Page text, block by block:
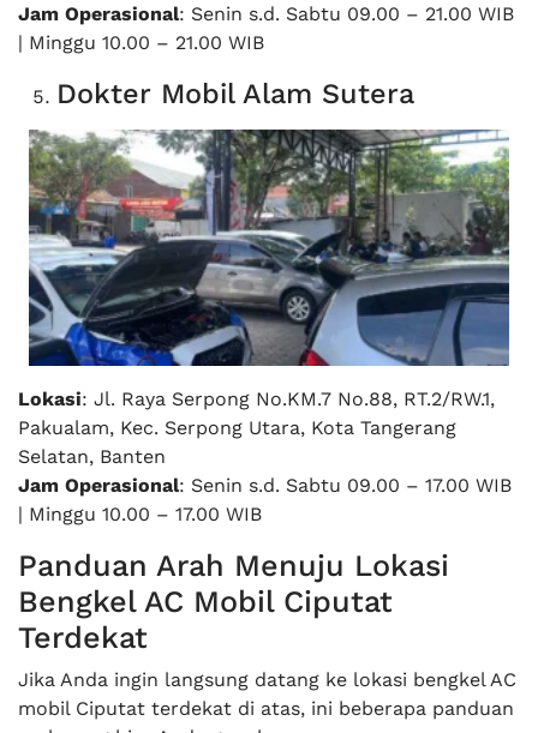
Jam Operasional: Senin s.d. Sabtu 09.00 – 21.00 WIB
| Minggu 10.00 – 21.00 WIB
Dokter Mobil Alam Sutera
Lokasi: Jl. Raya Serpong No.KM.7 No.88, RT.2/RW.1,
Pakualam, Kec. Serpong Utara, Kota Tangerang
Selatan, Banten
Jam Operasional: Senin s.d. Sabtu 09.00 – 17.00 WIB
| Minggu 10.00 – 17.00 WIB
Panduan Arah Menuju Lokasi
Bengkel AC Mobil Ciputat
Terdekat
Jika Anda ingin langsung datang ke lokasi bengkel AC
mobil Ciputat terdekat di atas, ini beberapa panduan